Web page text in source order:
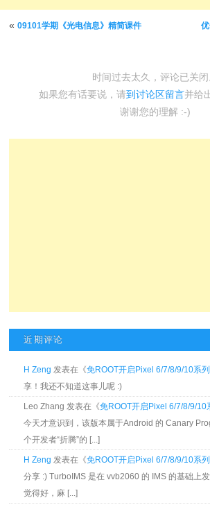
文章导航
«09101学期《光电信息》精简课件
时间过去太久，评论已关闭
如果您有话要说，请到讨论区留言并给
谢谢您的理解 :-)
近期评论
H Zeng 发表在《免ROOT开启Pixel 6/7/8/9/10系
享！我还不知道这事儿呢 :)
Leo Zhang 发表在《免ROOT开启Pixel 6/7/8/9/10
今天才意识到，该版本属于Android 的 Canary
个开发者“折腾”的 [...]
H Zeng 发表在《免ROOT开启Pixel 6/7/8/9/10系
分享 :) TurboIMS 是在 vvb2060 的 IMS 的基础上
觉得好，麻 [...]